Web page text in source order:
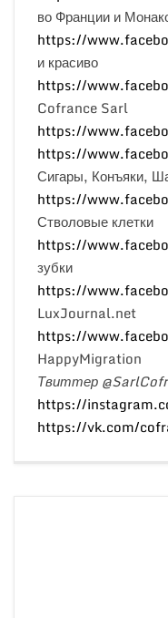
во Франции и
https://
и красиво
https://
Cofrance Sarl
https://
https://
Сигары, Конъяки,
https://
Стволовые клетки
https://
зубки
https://
LuxJournal.net
https://
HappyMigration
Твиттер
https://
https://vk.com/